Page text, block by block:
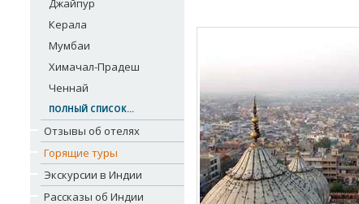
Джайпур
Керала
Мумбаи
Химачал-Прадеш
Ченнай
ПОЛНЫЙ СПИСОК...
Отзывы об отелях
Горящие туры
Экскурсии в Индии
Рассказы об Индии